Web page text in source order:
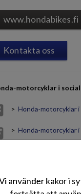
www.hondabikes.fi
Kontakta oss
motorcyklar i
> Honda-motorcyklar i
> Honda-motorcyklar
använder kakor i